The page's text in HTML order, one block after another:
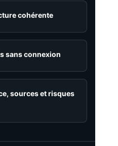
cohérente
sans connexion
sources et risques